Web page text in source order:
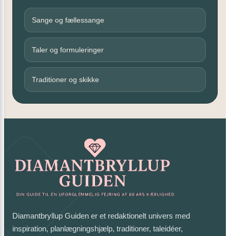
Sange og fællessange
Taler og formuleringer
Traditioner og skikke
Diamantbryllup Guiden er et redaktionelt univers med
inspiration, planlægningshjælp, traditioner, taleidéer,